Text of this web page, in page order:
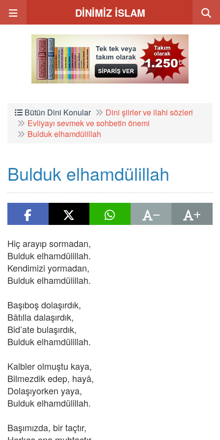
DİNİMİZ İSLAM
Bütün Dini Konular
Dini şiirler ve ilahi sözleri
Evliyayı sevmek ve sohbetin önemi
Bulduk elhamdülillah
Bulduk elhamdülillah
Hiç arayıp sormadan,
Bulduk elhamdülillah.
Kendimizi yormadan,
Bulduk elhamdülillah.
Başıboş dolaşırdık,
Bâtılla dalaşırdık,
Bid’ate bulaşırdık,
Bulduk elhamdülillah.
Kalbler olmuştu kaya,
Bilmezdik edep, hayâ,
Dolaşıyorken yaya,
Bulduk elhamdülillah.
Başımızda, bir taçtır,